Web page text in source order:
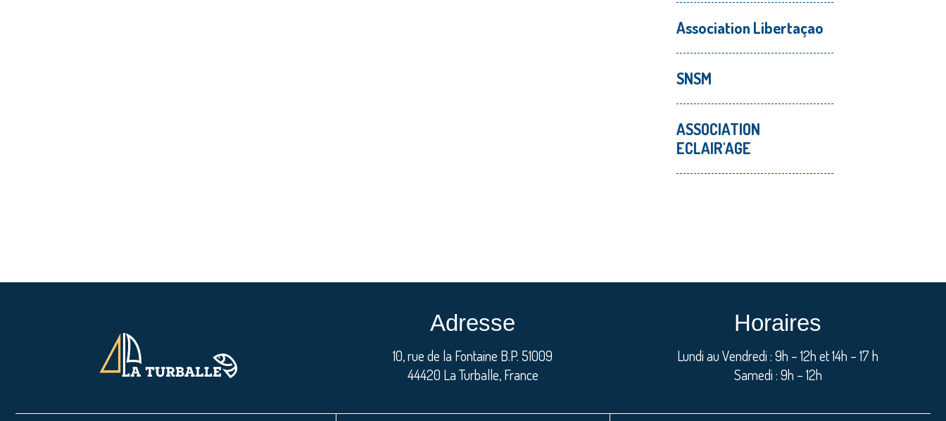
Association Libertaçao
SNSM
ASSOCIATION
ECLAIR'AGE
Adresse
10, rue de la Fontaine B.P. 51009
44420 La Turballe, France
Horaires
Lundi au Vendredi : 9h – 12h et 14h – 17 h
Samedi : 9h – 12h